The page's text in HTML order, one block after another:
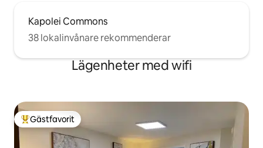
Kapolei Commons
38 lokalinvånare rekommenderar
Lägenheter med wifi
Populär gästfavorit
Gästfavorit